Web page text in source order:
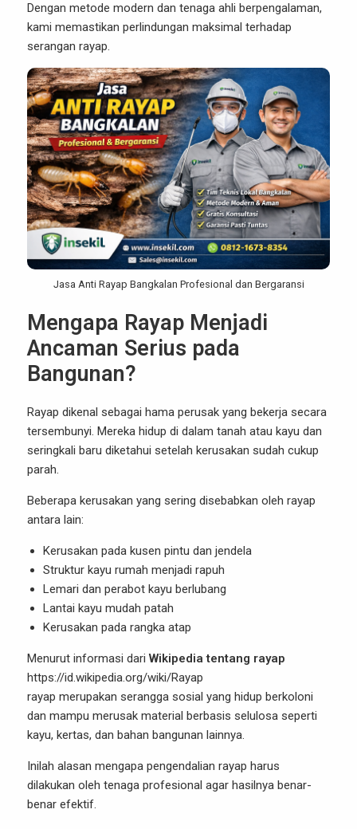
Dengan metode modern dan tenaga ahli berpengalaman,
kami memastikan perlindungan maksimal terhadap
serangan rayap.
Jasa Anti Rayap Bangkalan Profesional dan Bergaransi
Mengapa Rayap Menjadi
Ancaman Serius pada
Bangunan?
Rayap dikenal sebagai hama perusak yang bekerja secara
tersembunyi. Mereka hidup di dalam tanah atau kayu dan
seringkali baru diketahui setelah kerusakan sudah cukup
parah.
Beberapa kerusakan yang sering disebabkan oleh rayap
antara lain:
Kerusakan pada kusen pintu dan jendela
Struktur kayu rumah menjadi rapuh
Lemari dan perabot kayu berlubang
Lantai kayu mudah patah
Kerusakan pada rangka atap
Menurut informasi dari Wikipedia tentang rayap
https://id.wikipedia.org/wiki/Rayap
rayap merupakan serangga sosial yang hidup berkoloni
dan mampu merusak material berbasis selulosa seperti
kayu, kertas, dan bahan bangunan lainnya.
Inilah alasan mengapa pengendalian rayap harus
dilakukan oleh tenaga profesional agar hasilnya benar-
benar efektif.